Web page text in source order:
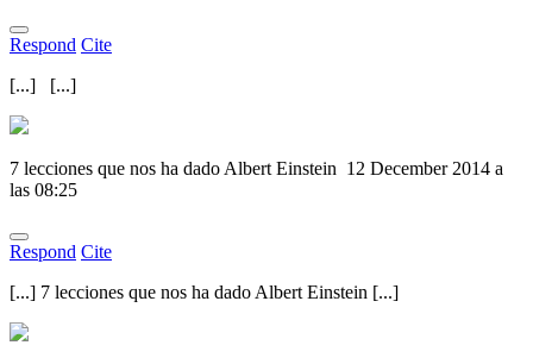
Respond Cite
[...] [...]
7 lecciones que nos ha dado Albert Einstein 12 December 2014 a
las 08:25
Respond Cite
[...] 7 lecciones que nos ha dado Albert Einstein [...]